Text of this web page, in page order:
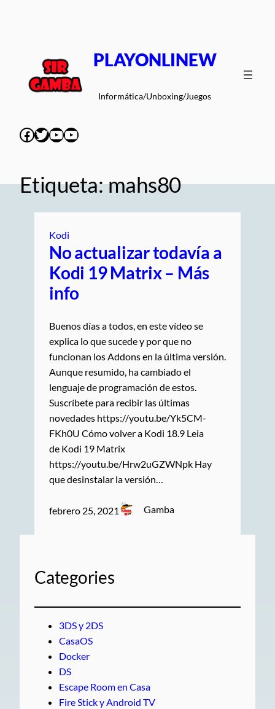
PLAYONLINEW
Informática/Unboxing/Juegos
Facebook
Twitter
YouTube
YouTube
Etiqueta:mahs80
Kodi
No actualizar todavía a
Kodi 19 Matrix – Más
info
Buenos días a todos, en este vídeo se
explica lo que sucede y por que no
funcionan los Addons en la última versión.
Aunque resumido, ha cambiado el
lenguaje de programación de estos.
Suscríbete para recibir las últimas
novedades https://youtu.be/Yk5CM-
FKh0U Cómo volver a Kodi 18.9 Leia
de Kodi 19 Matrix
https://youtu.be/Hrw2uGZWNpk Hay
que desinstalar la versión…
febrero 25, 2021 Gamba
Categories
3DS y 2DS
CasaOS
Docker
DS
Escape Room en Casa
Fire Stick y Android TV